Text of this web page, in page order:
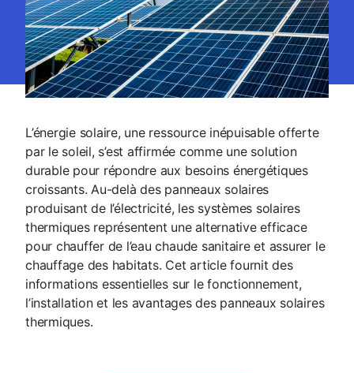
L’énergie solaire, une ressource inépuisable offerte
par le soleil, s’est affirmée comme une solution
durable pour répondre aux besoins énergétiques
croissants. Au-delà des panneaux solaires
produisant de l’électricité, les systèmes solaires
thermiques représentent une alternative efficace
pour chauffer de l’eau chaude sanitaire et assurer le
chauffage des habitats. Cet article fournit des
informations essentielles sur le fonctionnement,
l’installation et les avantages des panneaux solaires
thermiques.